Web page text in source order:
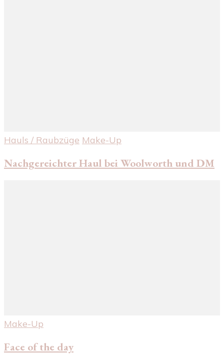
Hauls / Raubzüge Make-Up
Nachgereichter Haul bei Woolworth und DM
Make-Up
Face of the day